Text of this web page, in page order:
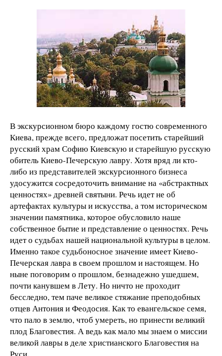
В экскурсионном бюро каждому гостю современного
Киева, прежде всего, предложат посетить старейший
русский храм Софию Киевскую и старейшую русскую
обитель Киево-Печерскую лавру. Хотя вряд ли кто-
либо из представителей экскурсионного бизнеса
удосужится сосредоточить внимание на «абстрактных
ценностях» древней святыни. Речь идет не об
артефактах культуры и искусства, а том историческом
значении памятника, которое обусловило наше
собственное бытие и представление о ценностях. Речь
идет о судьбах нашей национальной культуры в целом.
Именно такое судьбоносное значение имеет Киево-
Печерская лавра в своем прошлом и настоящем. Но
ныне поговорим о прошлом, безнадежно ушедшем,
почти канувшем в Лету. Но ничто не проходит
бесследно, тем паче великое стяжание преподобных
отцев Антония и Феодосия. Как то евангельское семя,
что пало в землю, чтоб умереть, но принести великий
плод Благовестия. А ведь как мало мы знаем о миссии
великой лавры в деле христианского Благовестия на
Руси.